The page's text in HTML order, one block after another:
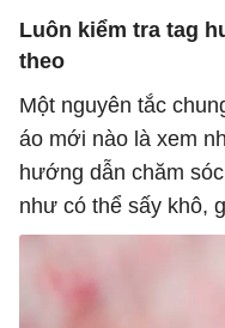
Luôn kiểm tra tag
theo
Một nguyên tắc
áo mới nào là xem
hướng dẫn chăm
như có thể sấy khô,